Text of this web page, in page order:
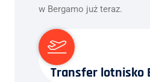
w Bergamo już teraz.
Transfer lotnisko